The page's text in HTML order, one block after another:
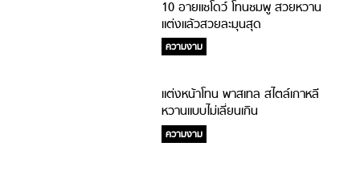
10 อายแชโดว์ โทนชมพู สวยหวาน
แต่งแล้วสวยละมุนสุด
ความงาม
แต่งหน้าโทน พาสเทล สไตล์เกาหลี
หวานแบบไม่เลี่ยนเกิน
ความงาม